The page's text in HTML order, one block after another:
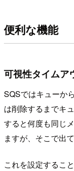
便利な機能
可視性タイムア
SQSではキューか
は削除するまでキ
すると何度も同じ
ますが、そこで出
これを設定するこ